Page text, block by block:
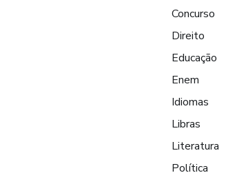
Concurso
Direito
Educação
Enem
Idiomas
Libras
Literatura
Política